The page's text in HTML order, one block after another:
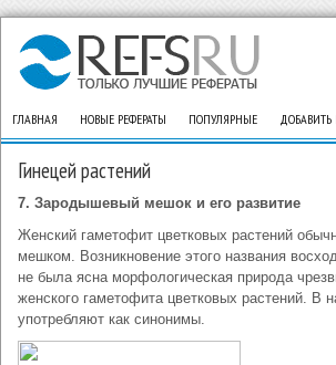
ГЛАВНАЯ НОВЫЕ РЕФЕРАТЫ ПОПУЛЯРНЫЕ ДОБАВИТЬ
Гинецей растений
7. Зародышевый мешок и его развитие
Женский гаметофит цветковых растений
мешком. Возникновение этого названия
не была ясна морфологическая природа
женского гаметофита цветковых растений. В
употребляют как синонимы.